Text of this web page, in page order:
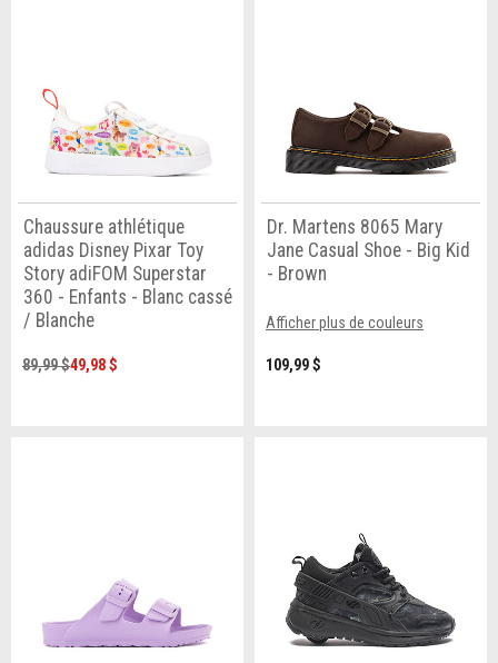
Chaussure athlétique
adidas Disney Pixar Toy
Story adiFOM Superstar
360 - Enfants - Blanc cassé
/ Blanche
89,99 $49,98 $
Dr. Martens 8065 Mary
Jane Casual Shoe - Big Kid
- Brown
Afficher plus de couleurs
109,99 $